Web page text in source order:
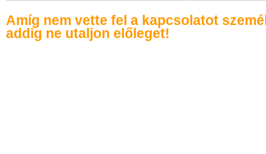
Amíg nem vette fel a kapcsolatot
addig ne utaljon előleget!